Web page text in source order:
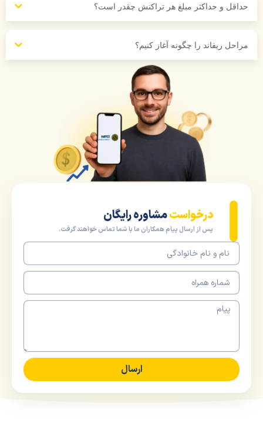
و حداکثر مبلغ هر تراکنش چقدر است؟
ریفاند را چگونه آغاز کنیم؟
درخواستمشاوره رایگان
پس از ارسال پیام همکاران ما با شما تماس خواهند گرفت.
ارسال